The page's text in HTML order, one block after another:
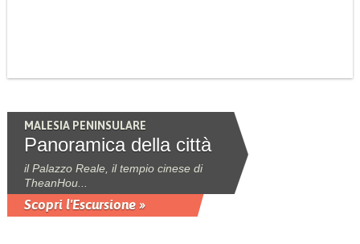
MALESIA PENINSULARE
Panoramica della città
il Palazzo Reale, il tempio cinese di
TheanHou...
Scopri l'Escursione »